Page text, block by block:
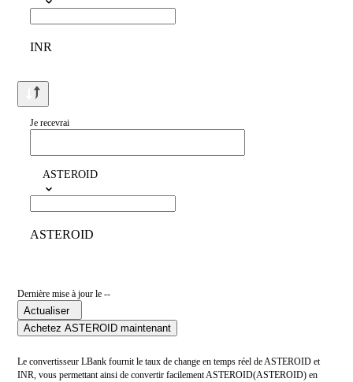
INR
Je recevrai
ASTEROID
ASTEROID
Dernière mise à jour le --
Actualiser
Achetez ASTEROID maintenant
Le convertisseur LBank fournit le taux de change en temps réel de ASTEROID et
INR, vous permettant ainsi de convertir facilement ASTEROID(ASTEROID) en